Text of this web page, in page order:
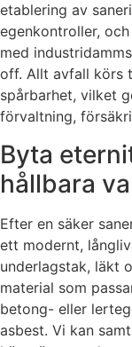
etablering av
egenkontroller,
med
off. Allt avfall körs
spårbarhet, vilket
förvaltning,
Byta
hållbara
Efter en säker
ett modernt,
underlagstak, läkt
material som
betong- eller
asbest. Vi kan